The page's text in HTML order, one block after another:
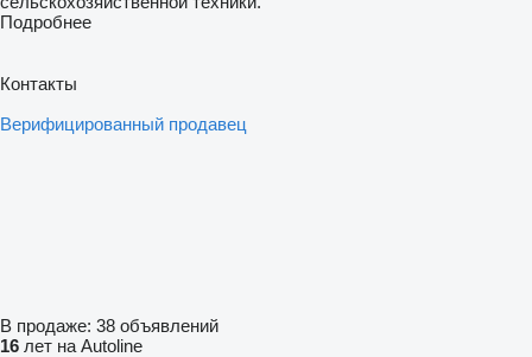
Подробнее
Контакты
Верифицированный продавец
В продаже: 38 объявлений
16 лет на Autoline